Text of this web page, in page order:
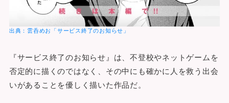
出典：雲呑めお「サービス終了のお知らせ」
『サービス終了のお知らせ』は、不登校やネットゲームを
否定的に描くのではなく、その中にも確かに人を救う出会
いがあることを優しく描いた作品だ。